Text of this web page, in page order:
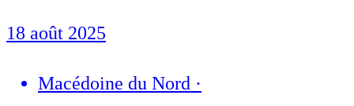
18 août 2025
Macédoine du Nord ·